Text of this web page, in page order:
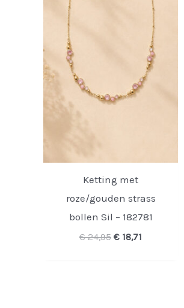
Ketting met
roze/gouden strass
bollen Sil – 182781
€24,95 Oorspronkelijke
€ 18,71